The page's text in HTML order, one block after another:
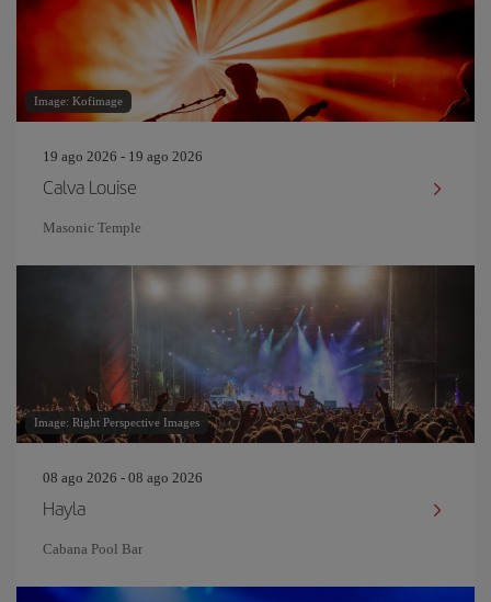
Image: Kofimage
19 ago 2026 - 19 ago 2026
Calva Louise
Masonic Temple
Image: Right Perspective Images
08 ago 2026 - 08 ago 2026
Hayla
Cabana Pool Bar